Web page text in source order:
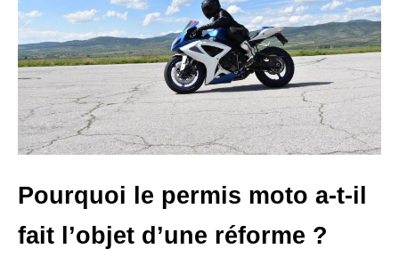
Pourquoi le permis moto a-t-il
fait l’objet d’une réforme ?